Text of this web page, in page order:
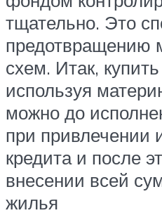
тщательно. Это
предотвращению
схем. Итак,
используя
можно до
при привлечении
кредита и после
внесении всей
жилья